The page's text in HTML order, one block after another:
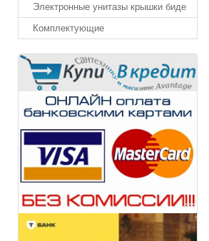
Электронные унитазы крышки биде
Комплектующие